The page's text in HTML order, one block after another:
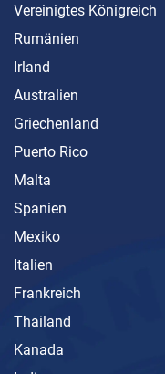
Vereinigtes Königreich
Rumänien
Irland
Australien
Griechenland
Puerto Rico
Malta
Spanien
Mexiko
Italien
Frankreich
Thailand
Kanada